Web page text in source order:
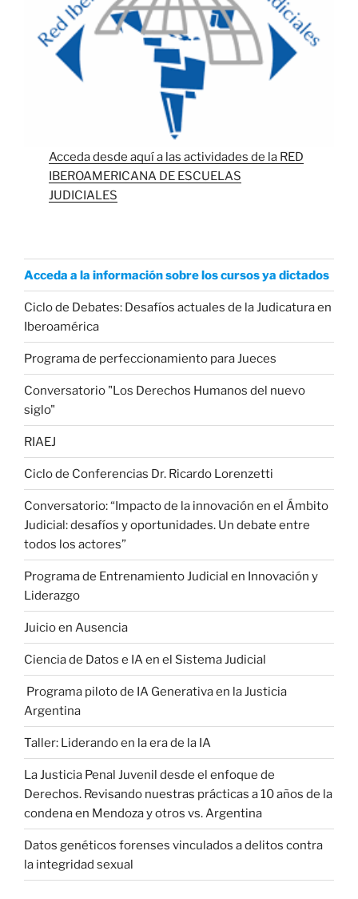
Acceda desde aquí a las actividades de la RED
IBEROAMERICANA DE ESCUELAS
JUDICIALES
Acceda a la información sobre los cursos ya dictados
Ciclo de Debates: Desafíos actuales de la Judicatura en
Iberoamérica
Programa de perfeccionamiento para Jueces
Conversatorio "Los Derechos Humanos del nuevo
siglo"
RIAEJ
Ciclo de Conferencias Dr. Ricardo Lorenzetti
Conversatorio: “Impacto de la innovación en el Ámbito
Judicial: desafíos y oportunidades. Un debate entre
todos los actores”
Programa de Entrenamiento Judicial en Innovación y
Liderazgo
Juicio en Ausencia
Ciencia de Datos e IA en el Sistema Judicial
Programa piloto de IA Generativa en la Justicia
Argentina
Taller: Liderando en la era de la IA
La Justicia Penal Juvenil desde el enfoque de
Derechos. Revisando nuestras prácticas a 10 años de la
condena en Mendoza y otros vs. Argentina
Datos genéticos forenses vinculados a delitos contra
la integridad sexual